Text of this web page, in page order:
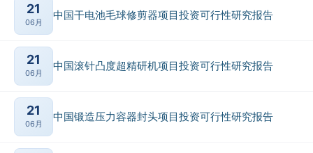
21
06月
中国干电池毛球修剪器项目投资可行性研究报告
21
06月
中国滚针凸度超精研机项目投资可行性研究报告
21
06月
中国锻造压力容器封头项目投资可行性研究报告